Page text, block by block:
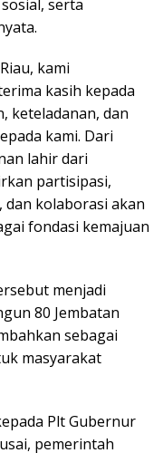
serta
kami
kasih kepada
keteladanan, dan
kami. Dari
lahir dari
partisipasi,
kolaborasi akan
fondasi kemajuan
menjadi
80 Jembatan
sebagai
masyarakat
Plt Gubernur
pemerintah